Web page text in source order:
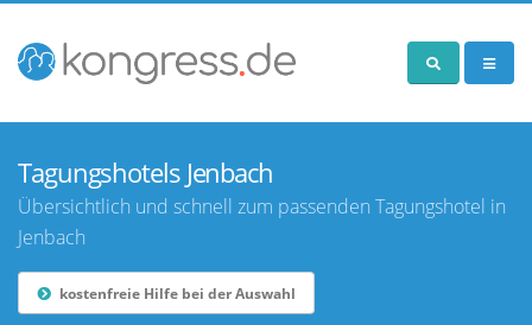
Tagungshotels Jenbach
Übersichtlich und schnell zum passenden Tagungshotel in
Jenbach
kostenfreie Hilfe bei der Auswahl